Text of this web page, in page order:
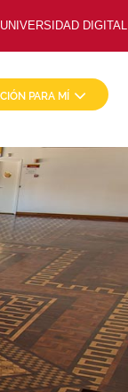
UNIVERSIDAD DIGITAL